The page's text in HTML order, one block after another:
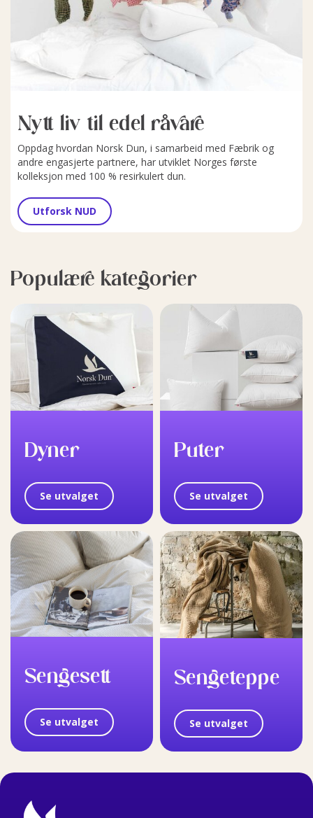
Nytt liv til edel råvare
Oppdag hvordan Norsk Dun, i samarbeid med Fæbrik og
andre engasjerte partnere, har utviklet Norges første
kolleksjon med 100 % resirkulert dun.
Utforsk NUD
Populære kategorier
Dyner
Se utvalget
Puter
Se utvalget
Sengesett
Se utvalget
Sengeteppe
Se utvalget